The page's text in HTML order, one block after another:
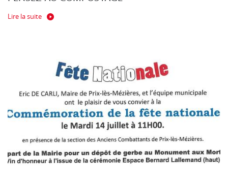
Lire la suite